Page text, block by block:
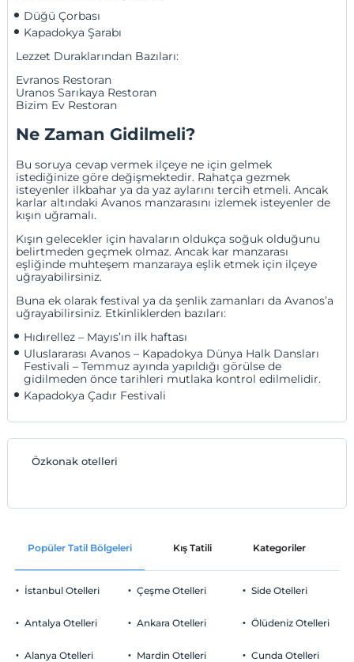
Düğü Çorbası
Kapadokya Şarabı
Lezzet Duraklarından Bazıları:
Evranos Restoran
Uranos Sarıkaya Restoran
Bizim Ev Restoran
Ne Zaman Gidilmeli?
Bu soruya cevap vermek ilçeye ne için gelmek
istediğinize göre değişmektedir. Rahatça gezmek
isteyenler ilkbahar ya da yaz aylarını tercih etmeli. Ancak
karlar altındaki Avanos manzarasını izlemek isteyenler de
kışın uğramalı.
Kışın gelecekler için havaların oldukça soğuk olduğunu
belirtmeden geçmek olmaz. Ancak kar manzarası
eşliğinde muhteşem manzaraya eşlik etmek için ilçeye
uğrayabilirsiniz.
Buna ek olarak festival ya da şenlik zamanları da Avanos’a
uğrayabilirsiniz. Etkinliklerden bazıları:
Hıdırellez – Mayıs’ın ilk haftası
Uluslararası Avanos – Kapadokya Dünya Halk Dansları
Festivali – Temmuz ayında yapıldığı görülse de
gidilmeden önce tarihleri mutlaka kontrol edilmelidir.
Kapadokya Çadır Festivali
Özkonak otelleri
Popüler Tatil Bölgeleri Kış Tatili Kategoriler
İstanbul Otelleri
Antalya Otelleri
Alanya Otelleri
Çeşme Otelleri
Ankara Otelleri
Mardin Otelleri
Side Otelleri
Ölüdeniz Otelleri
Cunda Otelleri